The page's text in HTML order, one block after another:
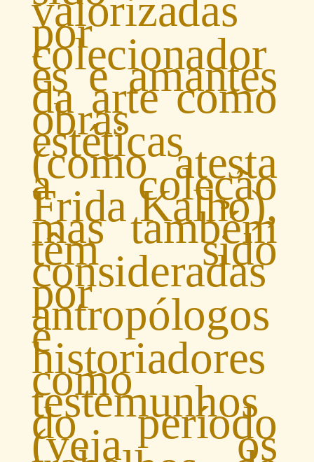
valorizadas
por
colecionador
es e amantes
da arte como
obras
estéticas
(como atesta
a coleção
Frida Kalho),
mas também
têm sido
consideradas
por
antropólogos
e
historiadores
como
testemunhos
do período
(veja os